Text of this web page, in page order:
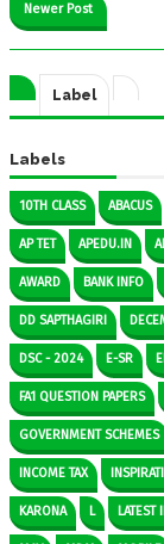
Newer Post
Label
Labels
10TH CLASS ABACUS
AP TET APEDU.IN
AWARD BANK INFO
DD SAPTHAGIRI
DSC - 2024 E-SR
FA1 QUESTION PAPERS
GOVERNMENT SCHEMES
INCOME TAX
KARONA L LATEST